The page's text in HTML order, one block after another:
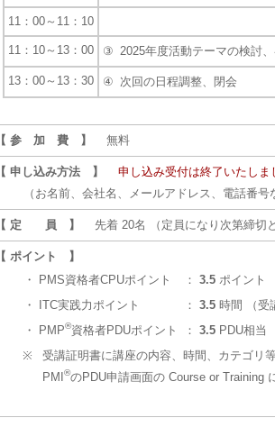
11：00～11：10
11：10～13：00 ③ 2025年度活動テーマの検討
13：00～13：30 ④ 次回の日程調整、閉会
【 参 加 費 】 無料
【 申し込み方法 】
申し込み受付は終了いたしま
（お名前、会社名、メールアドレス、電話番号な
【 定 員 】 先着 20名 （定員になり次第締切と
【 ポイント 】
・
PMS資格者CPUポイント ： 3.5 ポイント
・
ITC実践力ポイント ： 3.5 時間 （受
・
PMP®資格者PDUポイント ： 3.5 PDU相当
※
受講証明書に講座の内容、時間、カテゴリ
PMI ®のPDU申請画面の Course or Training